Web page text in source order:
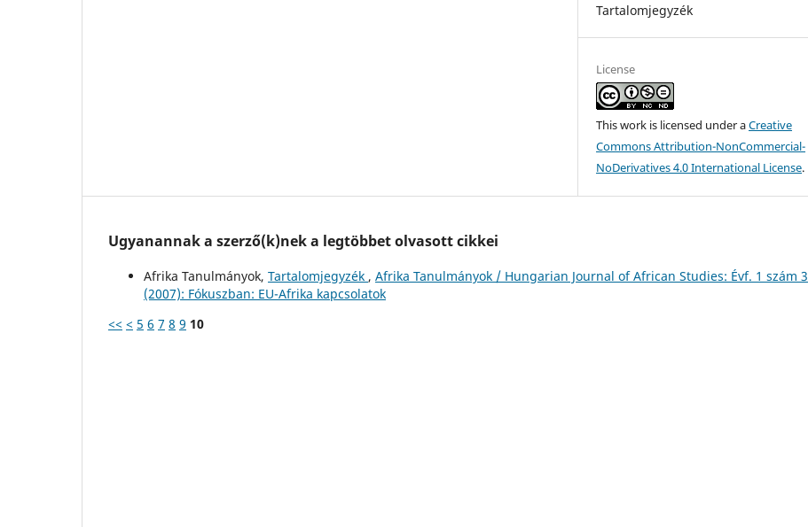
Tartalomjegyzék
License
This work is licensed under aCreative
Commons Attribution-NonCommercial-
NoDerivatives 4.0 International License.
Ugyanannak a szerző(k)nek a legtöbbet olvasott cikkei
Afrika Tanulmányok, Tartalomjegyzék , Afrika Tanulmányok / Hungarian Journal of African Studies: Évf. 1 szám 3
(2007): Fókuszban: EU-Afrika kapcsolatok
<< < 5 6 7 8 9 10